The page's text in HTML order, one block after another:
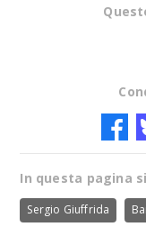
In questa pagina
Sergio Giuffrida